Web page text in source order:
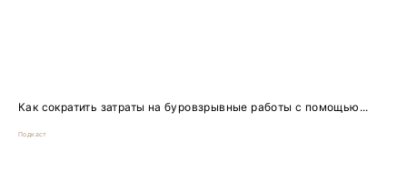
Как сократить затраты на буровзрывные работы с помощью...
Подкаст